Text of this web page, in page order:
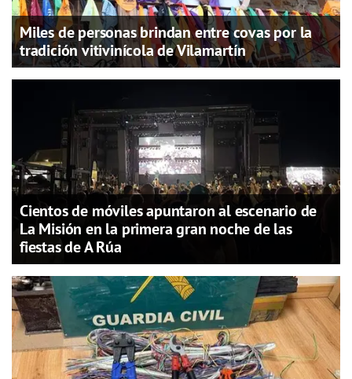
Miles de personas brindan entre covas por la
tradición vitivinícola de Vilamartín
Cientos de móviles apuntaron al escenario de
La Misión en la primera gran noche de las
fiestas de A Rúa